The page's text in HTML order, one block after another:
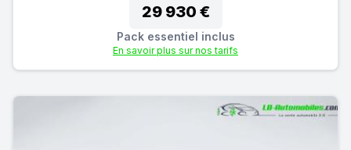
29 930 €
Pack essentiel inclus
En savoir plus sur nos tarifs